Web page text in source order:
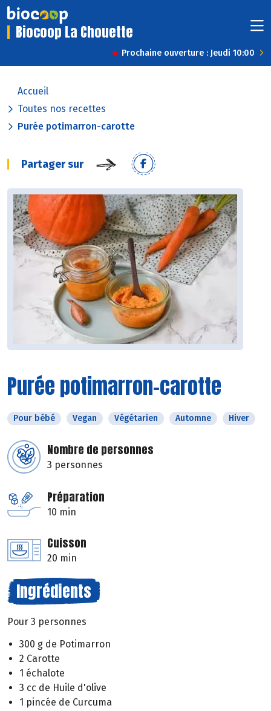
Biocoop La Chouette
Prochaine ouverture : Jeudi 10:00
Accueil
Toutes nos recettes
Purée potimarron-carotte
Partager sur
Purée potimarron-carotte
Pour bébé Vegan Végétarien Automne Hiver
Nombre de personnes
3 personnes
Préparation
10 min
Cuisson
20 min
Ingrédients
Pour 3 personnes
300 g de Potimarron
2 Carotte
1 échalote
3 cc de Huile d'olive
1 pincée de Curcuma